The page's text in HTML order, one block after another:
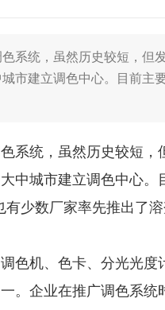
系统，虽然历史较短，但
市建立调色中心。目前主
系统，虽然历史较短
中城市建立调色中心
少数厂家率先推出了
色机、色卡、分光光
。企业在推广调色系